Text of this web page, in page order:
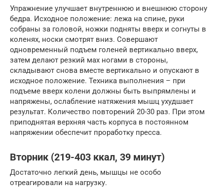
Упражнение улучшает внутреннюю и внешнюю сторону
бедра. Исходное положение: лежа на спине, руки
собраны за головой, ножки подняты вверх и согнуты в
коленях, носки смотрят вниз. Совершают
одновременный подъем голеней вертикально вверх,
затем делают резкий мах ногами в стороны,
складывают снова вместе вертикально и опускают в
исходное положение. Техника выполнения – при
подъеме вверх колени должны быть выпрямлены и
напряжены, ослабление натяжения мышц ухудшает
результат. Количество повторений 20-30 раз. При этом
приподнятая верхняя часть корпуса в постоянном
напряжении обеспечит проработку пресса.
Вторник (219-403 ккал, 39 минут)
Достаточно легкий день, мышцы не особо
отреагировали на нагрузку.